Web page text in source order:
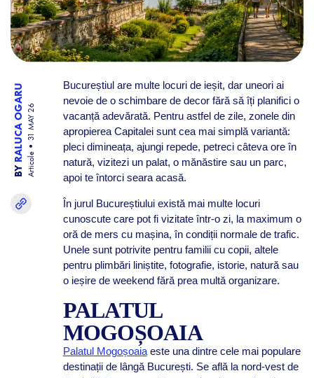
BY
RALUCA OGARU
Articole
31 MAY 26
Bucureștiul are multe locuri de ieșit, dar uneori ai
nevoie de o schimbare de decor fără să îți planifici o
vacanță adevărată. Pentru astfel de zile, zonele din
apropierea Capitalei sunt cea mai simplă variantă:
pleci dimineața, ajungi repede, petreci câteva ore în
natură, vizitezi un palat, o mănăstire sau un parc,
apoi te întorci seara acasă.
În jurul Bucureștiului există mai multe locuri
cunoscute care pot fi vizitate într-o zi, la maximum o
oră de mers cu mașina, în condiții normale de trafic.
Unele sunt potrivite pentru familii cu copii, altele
pentru plimbări liniștite, fotografie, istorie, natură sau
o ieșire de weekend fără prea multă organizare.
PALATUL
MOGOȘOAIA
Palatul Mogoșoaiaeste una dintre cele mai populare
destinații de lângă București. Se află la nord-vest de